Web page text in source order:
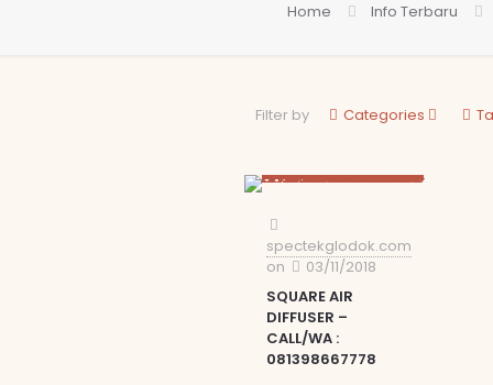
Home Info Terbaru
Filter by Categories
spectekglodok.com
on
03/11/2018
SQUARE AIR
DIFFUSER –
CALL/WA :
081398667778